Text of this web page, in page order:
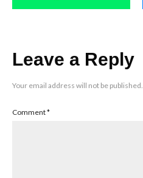
Leave a Reply
Your email address will not be published.
Comment*